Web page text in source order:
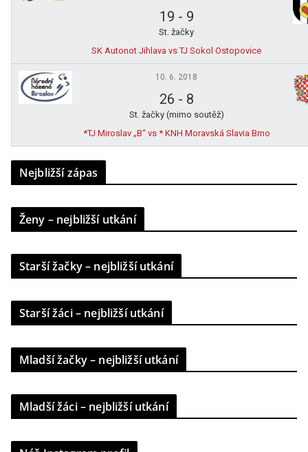
19 - 9
St. žačky
SK Autonot Jihlava vs TJ Sokol Ostopovice
10. 6. 2018
26 - 8
St. žačky (mimo soutěž)
*TJ Miroslav „B“ vs * KNH Moravská Slavia Brno
Nejbližší zápas
Ženy – nejbližší utkání
Starší žačky – nejbližší utkání
Starší žáci – nejbližší utkání
Mladší žačky – nejbližší utkání
Mladší žáci – nejbližší utkání